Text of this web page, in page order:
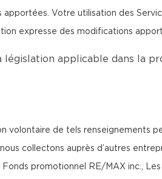
Votre utilisation des
expresse des modifications
applicable dans la
volontaire de tels renseignements
collectons auprès d’autres
promotionnel RE/MAX inc.,